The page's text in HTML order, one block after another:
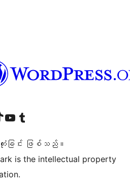
ောင့်သို့ ဝင်ရောက်ကြည့်ရှုရန်
ကျွန်ုပ်တို့၏ YouTube ချန်နယ်သို့ သွားရောက်ကြည့်ရှုပါ ကျွန်ုပ်တို့၏ Tumblr အကောင့်သို့ ဝင်ရောက်ကြည့်ရှုရန်
းခြင်း ဖြစ်သည်။
is the intellectual property